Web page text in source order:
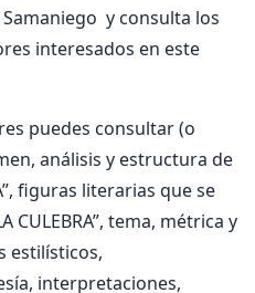
Samaniego y consulta los
interesados en este
puedes consultar (o
análisis y estructura de
figuras literarias que se
CULEBRA”, tema, métrica y
estilísticos,
interpretaciones,